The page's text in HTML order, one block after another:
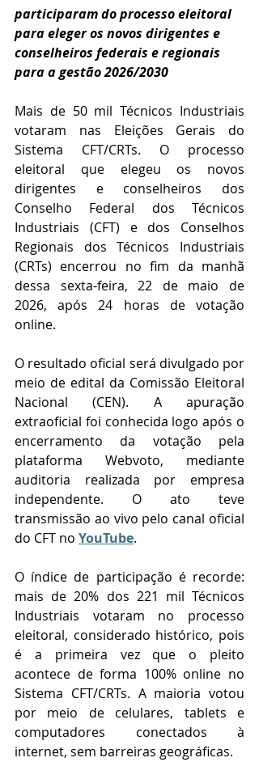
participaram do processo eleitoral
para eleger os novos dirigentes e
conselheiros federais e regionais
para a gestão 2026/2030
Mais de 50 mil Técnicos Industriais
votaram nas Eleições Gerais do
Sistema CFT/CRTs. O processo
eleitoral que elegeu os novos
dirigentes e conselheiros dos
Conselho Federal dos Técnicos
Industriais (CFT) e dos Conselhos
Regionais dos Técnicos Industriais
(CRTs) encerrou no fim da manhã
dessa sexta-feira, 22 de maio de
2026, após 24 horas de votação
online.
O resultado oficial será divulgado por
meio de edital da Comissão Eleitoral
Nacional (CEN). A apuração
extraoficial foi conhecida logo após o
encerramento da votação pela
plataforma Webvoto, mediante
auditoria realizada por empresa
independente. O ato teve
transmissão ao vivo pelo canal oficial
do CFT no YouTube.
O índice de participação é recorde:
mais de 20% dos 221 mil Técnicos
Industriais votaram no processo
eleitoral, considerado histórico, pois
é a primeira vez que o pleito
acontece de forma 100% online no
Sistema CFT/CRTs. A maioria votou
por meio de celulares, tablets e
computadores conectados à
internet, sem barreiras geográficas.